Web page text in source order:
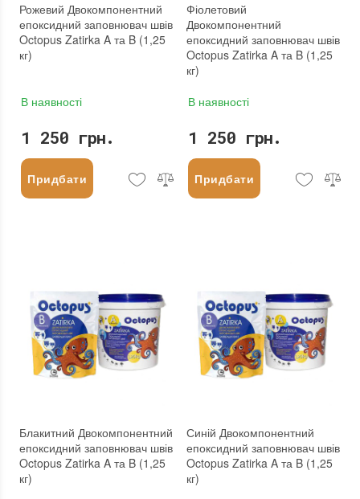
Рожевий Двокомпонентний
епоксидний заповнювач швів
Octopus Zatirka A та B (1,25
кг)
В наявності
1 250 грн.
Придбати
Фіолетовий
Двокомпонентний
епоксидний заповнювач швів
Octopus Zatirka A та B (1,25
кг)
В наявності
1 250 грн.
Придбати
Блакитний Двокомпонентний
епоксидний заповнювач швів
Octopus Zatirka A та B (1,25
кг)
Синій Двокомпонентний
епоксидний заповнювач швів
Octopus Zatirka A та B (1,25
кг)